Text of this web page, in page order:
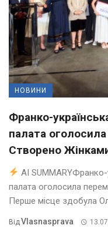
НОВИНИ
Франко-
палата
Створено
AI
палата оголосила
Перше місце здобула
Від Vlasnasprava